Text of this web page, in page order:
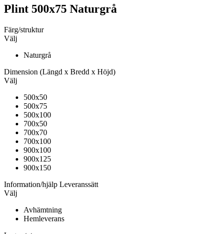
Plint 500x75 Naturgrå
Färg/struktur
Välj
Naturgrå
Dimension (Längd x Bredd x Höjd)
Välj
500x50
500x75
500x100
700x50
700x70
700x100
900x100
900x125
900x150
Information/hjälp Leveranssätt
Välj
Avhämtning
Hemleverans